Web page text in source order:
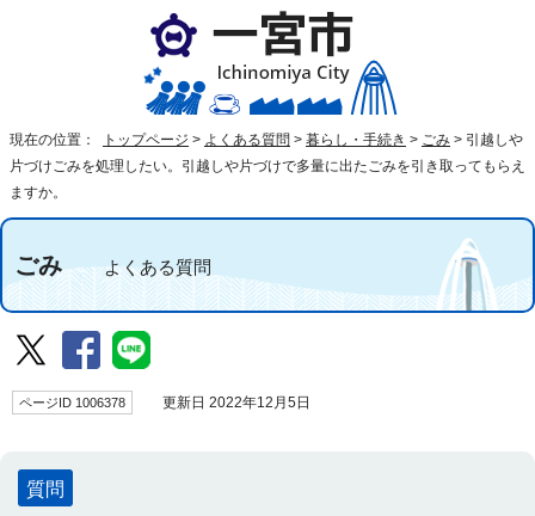
現在の位置： トップページ > よくある質問 > 暮らし・手続き > ごみ > 引越しや
片づけごみを処理したい。引越しや片づけで多量に出たごみを引き取ってもらえ
ますか。
ごみよくある質問
ページID 1006378 更新日 2022年12月5日
質問